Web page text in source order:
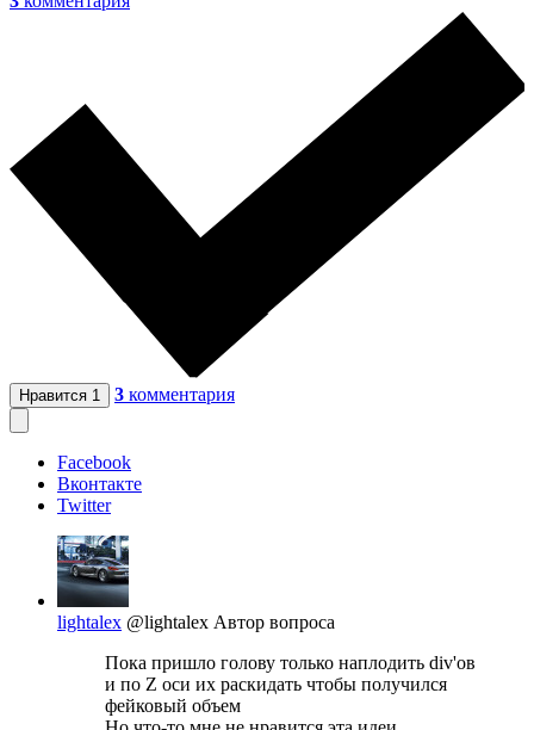
Нравится 1 3 комментария
Facebook
Вконтакте
Twitter
lightalex @lightalex Автор вопроса
Пока пришло голову только наплодить div'ов
и по Z оси их раскидать чтобы получился
фейковый объем